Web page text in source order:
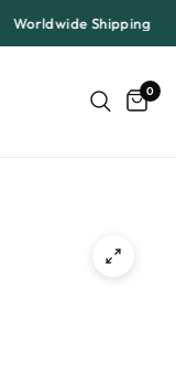
Worldwide Shipping
0